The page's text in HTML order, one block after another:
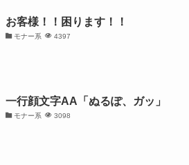
お客様！！困ります！！
モナー系 4397
一行顔文字AA「ぬるぽ、ガッ」
モナー系 3098